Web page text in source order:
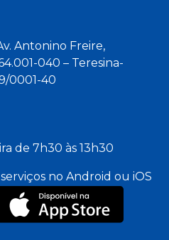
Antonino Freire,
040 – Teresina-
0001-40
de 7h30 às 13h30
no Android ou iOS